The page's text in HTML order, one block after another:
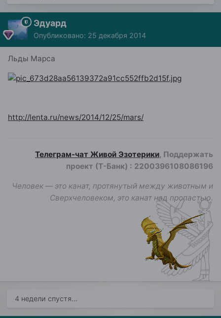
Эдуард
Опубликовано: 25 декабря 2014
Льды Марса
http://lenta.ru/news/2014/12/25/mars/
Телеграм-чат Живой Эзотерики, Поддержать
проект (Т-Банк) : 2200396108086196
Человек — это канат, протянутый между животным и
Сверхчеловеком, это канат над пропастью.
4 недели спустя...